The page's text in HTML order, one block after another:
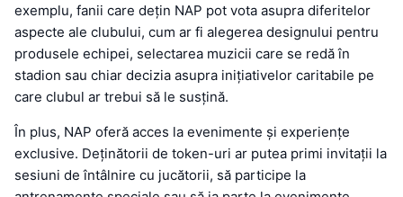
exemplu, fanii care dețin NAP pot vota asupra diferitelor
aspecte ale clubului, cum ar fi alegerea designului pentru
produsele echipei, selectarea muzicii care se redă în
stadion sau chiar decizia asupra inițiativelor caritabile pe
care clubul ar trebui să le susțină.
În plus, NAP oferă acces la evenimente și experiențe
exclusive. Deținătorii de token-uri ar putea primi invitații la
sesiuni de întâlnire cu jucătorii, să participe la